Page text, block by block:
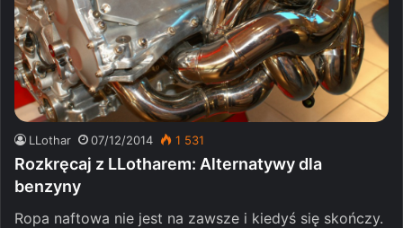
LLothar 07/12/2014 1 531
Rozkręcaj z LLotharem: Alternatywy dla
benzyny
Ropa naftowa nie jest na zawsze i kiedyś się skończy.